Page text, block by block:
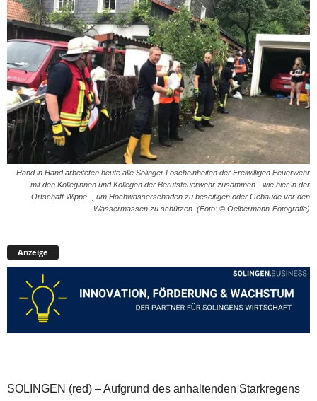
Hand in Hand arbeiteten heute alle Solinger Löscheinheiten der Freiwilligen Feuerwehr
mit den Kolleginnen und Kollegen der Berufsfeuerwehr zusammen - wie hier in der
Ortschaft Wippe -, um Hochwasserschäden zu beseitigen oder Gebäude vor den
Wassermassen zu schützen. (Foto: © Oelbermann-Fotografie)
Anzeige
SOLINGEN (red) – Aufgrund des anhaltenden Starkregens